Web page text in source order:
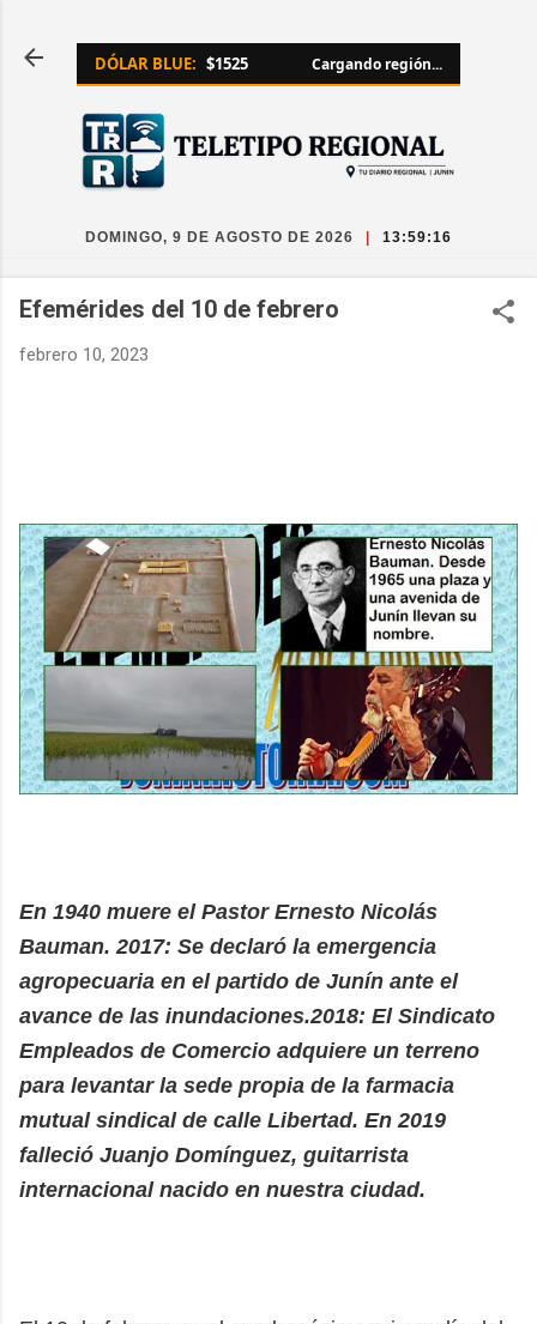
DÓLAR BLUE: $1525 Cargando región...
DOMINGO, 9 DE AGOSTO DE 2026 13:59:17
Efemérides del 10 de febrero
febrero 10, 2023
En 1940 muere el Pastor Ernesto Nicolás
Bauman. 2017: Se declaró la emergencia
agropecuaria en el partido de Junín ante el
avance de las inundaciones.2018: El Sindicato
Empleados de Comercio adquiere un terreno
para levantar la sede propia de la farmacia
mutual sindical de calle Libertad. En 2019
falleció Juanjo Domínguez, guitarrista
internacional nacido en nuestra ciudad.